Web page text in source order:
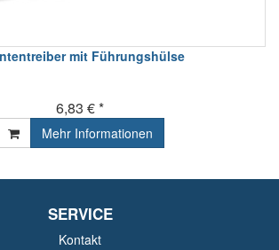
mit Führungshülse
6,83 € *
Mehr Informationen
SERVICE
Kontakt